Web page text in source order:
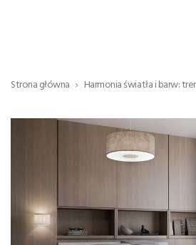
Strona główna Harmonia światła i barw: